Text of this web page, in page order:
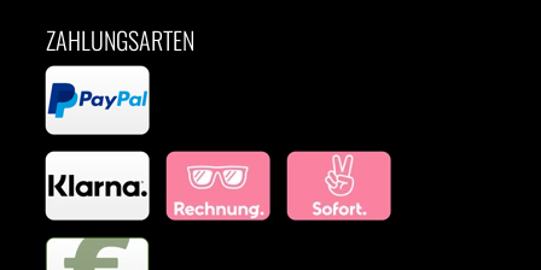
ZAHLUNGSARTEN